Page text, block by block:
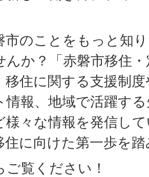
市のことをもっと知
んか？「赤磐市移住
移住に関する支援制
情報、地域で活躍す
様々な情報を発信し
住に向けた第一歩を
ご覧ください！